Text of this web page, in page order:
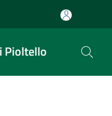
Pioltello